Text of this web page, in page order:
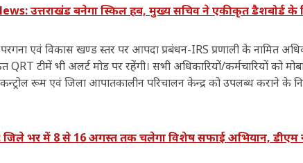
उत्तराखंड बनेगा स्किल हब, मुख्य सचिव ने एकीकृत डैशबोर्ड के
परगना एवं विकास खण्ड स्तर पर आपदा प्रबंधन-IRS प्रणाली के नामित
QRT टीमें भी अलर्ट मोड पर रहेंगी। सभी अधिकारियों/कर्मचारियों को
रूम एवं जिला आपातकालीन परिचालन केन्द्र को उपलब्ध कराने के
भर में 8 से 16 अगस्त तक चलेगा विशेष सफाई अभियान, डीएम